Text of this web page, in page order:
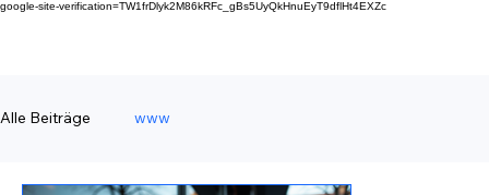
google-site-verification=TW1frDlyk2M86kRFc_gBs5UyQkHnuEyT9dflHt4EXZc
Alle Beiträge www